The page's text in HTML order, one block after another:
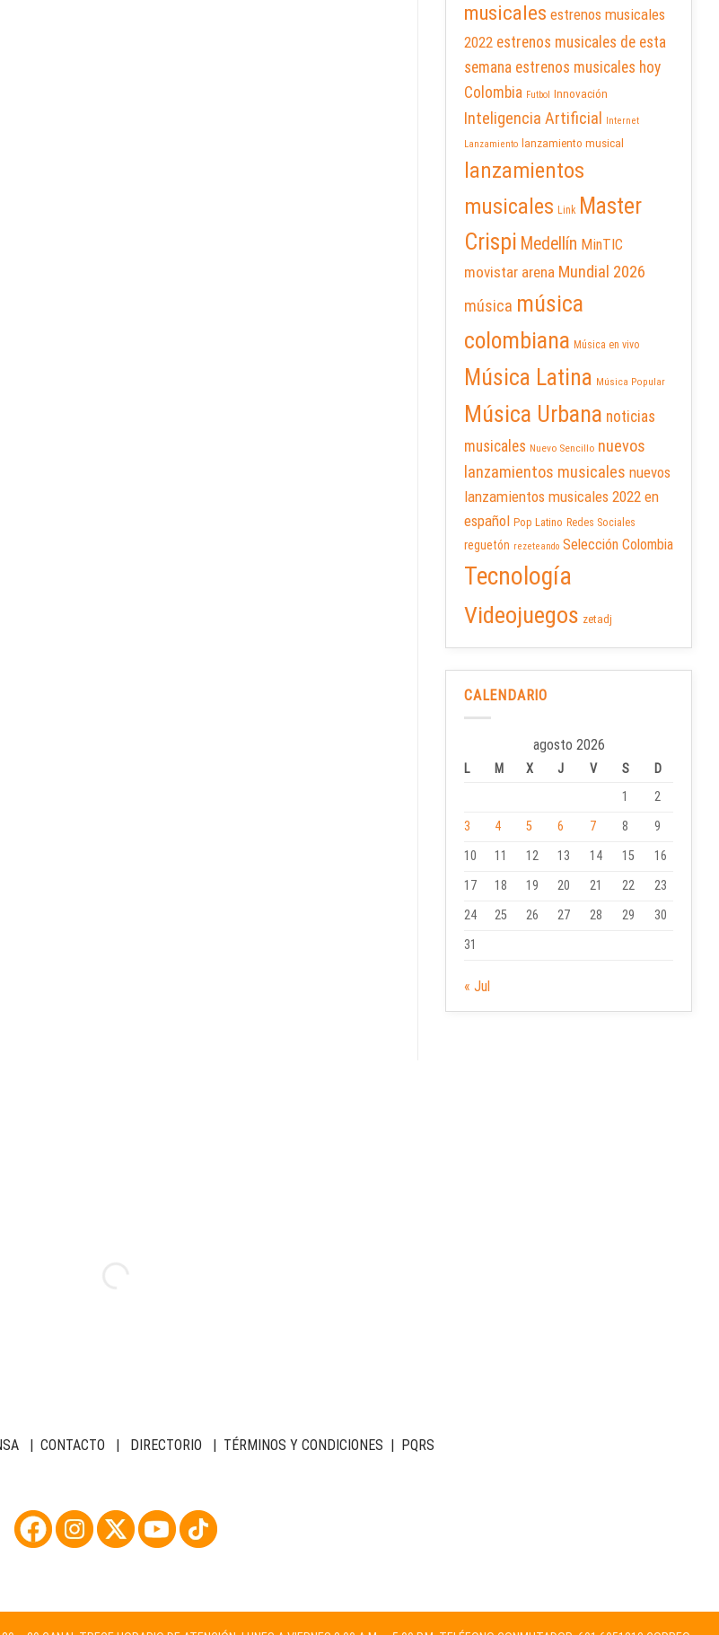
musicales estrenos musicales
2022 estrenos musicales de esta
semana estrenos musicales hoy
Colombia Futbol Innovación
Inteligencia Artificial
Internet
Lanzamiento
lanzamiento musical
lanzamientos
musicales Link Master
Crispi Medellín MinTIC
movistar arena Mundial 2026
música música
colombiana Música en vivo
Música Latina Música Popular
Música Urbana noticias
musicales Nuevo Sencillo nuevos
lanzamientos musicales nuevos
lanzamientos musicales 2022 en
español Pop Latino Redes Sociales
reguetón rezeteando Selección Colombia
Tecnología
Videojuegos zetadj
CALENDARIO
agosto 2026
L M X J V S
D
1
2
3
4 5 6 7 8
9
10
11 12 13 14 15
16
17
18 19 20 21 22
23
24
25 26 27 28 29
30
31
« Jul
| CONTACTO | DIRECTORIO | TÉRMINOS Y CONDICIONES | PQRS